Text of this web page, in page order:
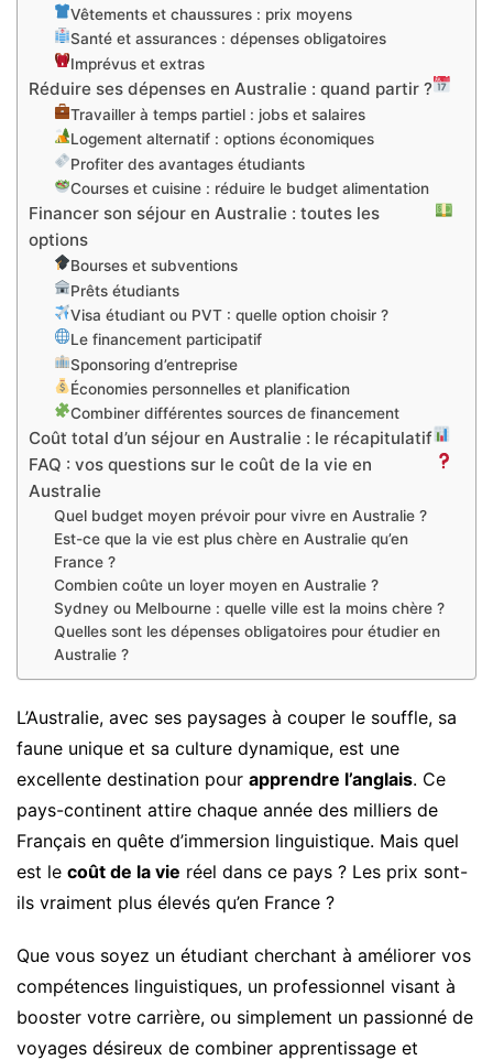
Vêtements et chaussures : prix moyens
Santé et assurances : dépenses obligatoires
Imprévus et extras
Réduire ses dépenses en Australie : quand partir ?
Travailler à temps partiel : jobs et salaires
Logement alternatif : options économiques
Profiter des avantages étudiants
Courses et cuisine : réduire le budget alimentation
Financer son séjour en Australie : toutes les
options
Bourses et subventions
Prêts étudiants
Visa étudiant ou PVT : quelle option choisir ?
Le financement participatif
Sponsoring d’entreprise
Économies personnelles et planification
Combiner différentes sources de financement
Coût total d’un séjour en Australie : le récapitulatif
FAQ : vos questions sur le coût de la vie en
Australie
Quel budget moyen prévoir pour vivre en Australie ?
Est-ce que la vie est plus chère en Australie qu’en
France ?
Combien coûte un loyer moyen en Australie ?
Sydney ou Melbourne : quelle ville est la moins chère ?
Quelles sont les dépenses obligatoires pour étudier en
Australie ?
L’Australie, avec ses paysages à couper le souffle, sa
faune unique et sa culture dynamique, est une
excellente destination pour apprendre l’anglais. Ce
pays-continent attire chaque année des milliers de
Français en quête d’immersion linguistique. Mais quel
est le coût de la vie réel dans ce pays ? Les prix sont-
ils vraiment plus élevés qu’en France ?
Que vous soyez un étudiant cherchant à améliorer vos
compétences linguistiques, un professionnel visant à
booster votre carrière, ou simplement un passionné de
voyages désireux de combiner apprentissage et